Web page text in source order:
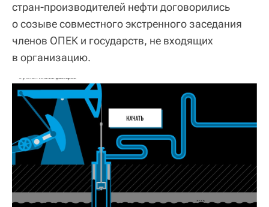
стран-производителей нефти договорились
о созыве совместного экстренного заседания
членов ОПЕК и государств, не входящих
в организацию.